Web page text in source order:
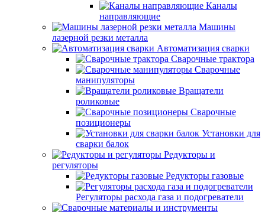
Каналы
направляющие
Машины
лазерной резки металла
Автоматизация сварки
Сварочные трактора
Сварочные
манипуляторы
Вращатели
роликовые
Сварочные
позиционеры
Установки для
сварки балок
Редукторы и
регуляторы
Редукторы газовые
Регуляторы расхода газа и подогреватели